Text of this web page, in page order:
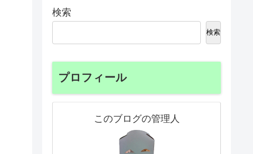
検索
検索
プロフィール
このブログの管理人